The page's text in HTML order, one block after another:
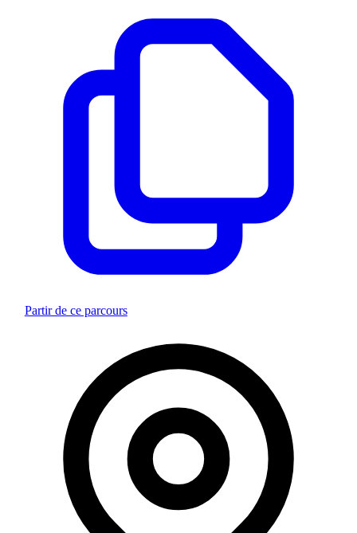
Partir de ce parcours